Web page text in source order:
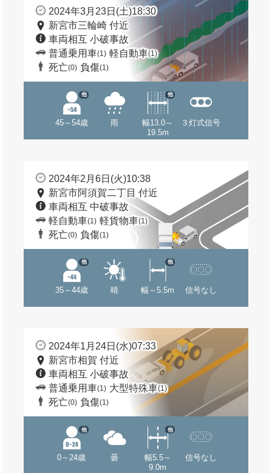
2024年3月23日(土)18:30
新宮市三輪崎 付近
車両相互 小破事故
普通乗用車(1) 軽自動車(1)
死亡(0) 負傷(1)
45～54歳
他
雨
幅13.0～
19.5m
他
３灯式信号
2024年2月6日(火)10:38
新宮市阿須賀二丁目 付近
車両相互 中破事故
軽自動車(1) 軽貨物車(1)
死亡(0) 負傷(1)
35～44歳
他
晴 幅～5.5m
他
信号なし
2024年1月24日(水)07:33
新宮市相賀 付近
車両相互 小破事故
普通乗用車(1) 大型特殊車(1)
死亡(0) 負傷(1)
0～24歳
他
曇
幅5.5～
9.0m
他
信号なし